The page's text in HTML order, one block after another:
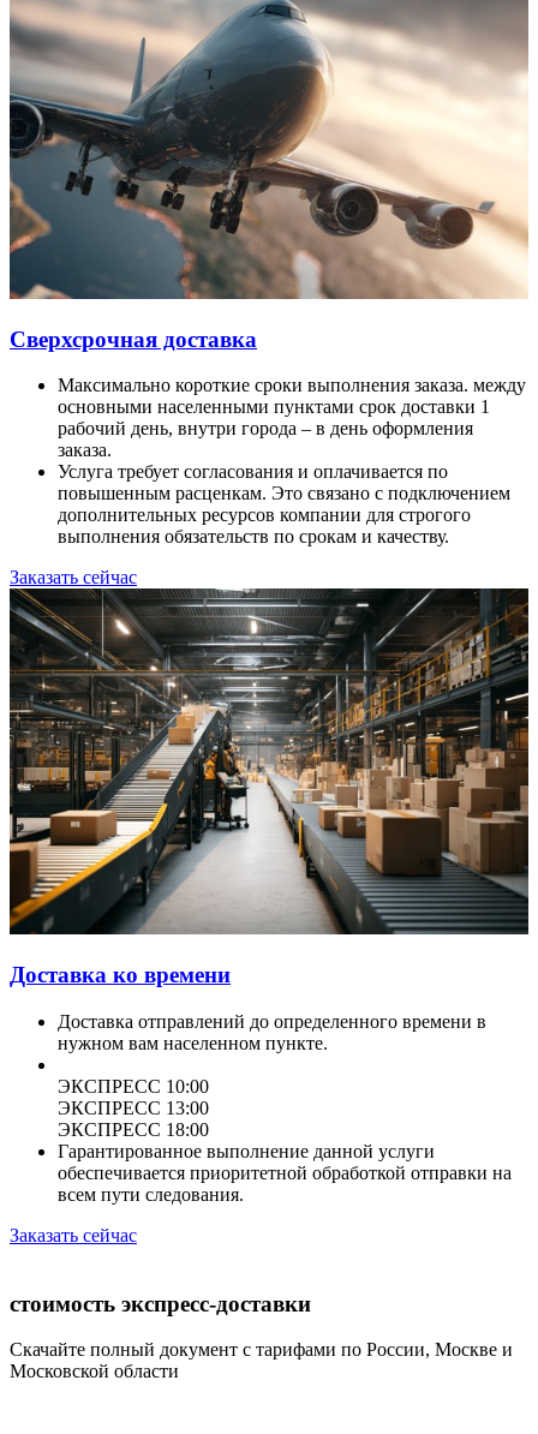
Сверхсрочная доставка
Максимально короткие сроки выполнения заказа. между
основными населенными пунктами срок доставки 1
рабочий день, внутри города – в день оформления
заказа.
Услуга требует согласования и оплачивается по
повышенным расценкам. Это связано с подключением
дополнительных ресурсов компании для строгого
выполнения обязательств по срокам и качеству.
Заказать сейчас
Доставка ко времени
Доставка отправлений до определенного времени в
нужном вам населенном пункте.
ЭКСПРЕСС 10:00
ЭКСПРЕСС 13:00
ЭКСПРЕСС 18:00
Гарантированное выполнение данной услуги
обеспечивается приоритетной обработкой отправки на
всем пути следования.
Заказать сейчас
стоимость экспресс-доставки
Скачайте полный документ с тарифами по России, Москве и
Московской области